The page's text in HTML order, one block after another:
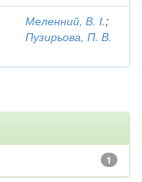
Меленний, В. І.;
Пузирьова, П. В.
1